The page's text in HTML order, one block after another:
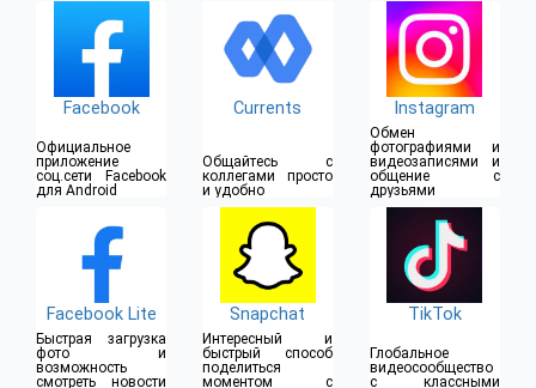
Facebook
Официальное
приложение
соц.сети Facebook
для Android
Currents
Общайтесь с
коллегами просто
и удобно
Instagram
Обмен
фотографиями и
видеозаписями и
общение с
друзьями
Facebook Lite
Быстрая загрузка
фото и
возможность
смотреть новости
Snapchat
Интересный и
быстрый способ
поделиться
моментом с
TikTok
Глобальное
видеосообщество
с классными